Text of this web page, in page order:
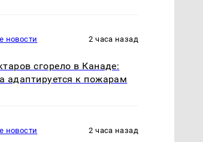
новости 2 часа назад
сгорело в Канаде:
адаптируется к пожарам
новости 2 часа назад